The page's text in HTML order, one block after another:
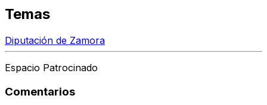
Temas
Diputación de Zamora
Espacio Patrocinado
Comentarios